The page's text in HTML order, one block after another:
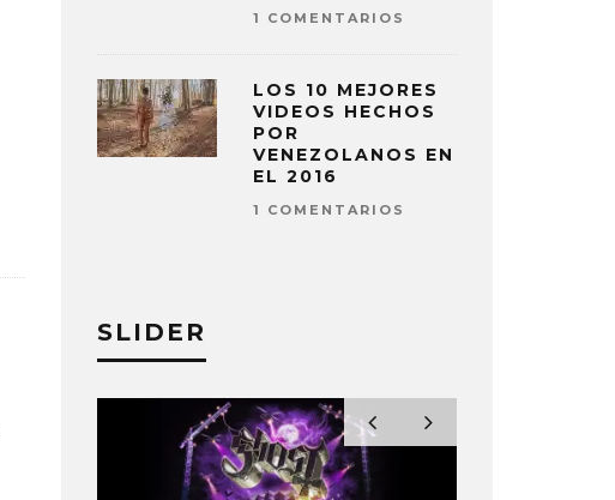
1 COMENTARIOS
LOS 10 MEJORES
VIDEOS HECHOS
POR
VENEZOLANOS EN
EL 2016
1 COMENTARIOS
SLIDER